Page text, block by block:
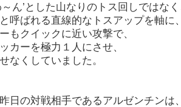
～ん’とした山なりのトス回しではな
と呼ばれる直線的なトスアップを軸に
もクイックに近い攻撃で、
カーを極力１人にさせ、
なくしていました。
日の対戦相手であるアルゼンチンは